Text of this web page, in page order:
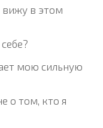
вижу в этом
мою сильную
о том, кто я